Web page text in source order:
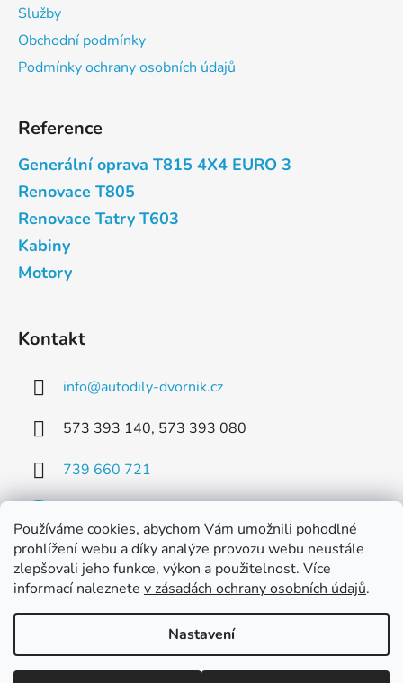
Používáme cookies, abychom Vám umožnili pohodlné
prohlížení webu a díky analýze provozu webu neustále
zlepšovali jeho funkce, výkon a použitelnost. Více
informací naleznete v zásadách ochrany osobních údajů.
Nastavení
Služby
Obchodní podmínky
Podmínky ochrany osobních údajů
Reference
Generální oprava T815 4X4 EURO 3
Renovace T805
Renovace Tatry T603
Kabiny
Motory
Kontakt
info@autodily-dvornik.cz
573 393 140, 573 393 080
739 660 721
Facebook
Vytvořil Shoptet